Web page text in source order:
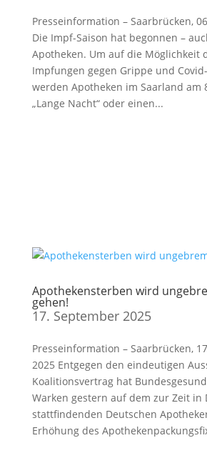
Presseinformation – Saarbrücken,
Die Impf-Saison hat begonnen –
Apotheken. Um auf die Möglichkeit
Impfungen gegen Grippe und
werden Apotheken im Saarland am
„Lange Nacht“ oder einen...
Apothekensterben wird
gehen!
17. September 2025
Presseinformation – Saarbrücken,
2025 Entgegen den eindeutigen
Koalitionsvertrag hat
Warken gestern auf dem zur Zeit in
stattfindenden Deutschen
Erhöhung des